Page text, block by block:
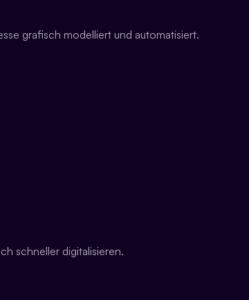
grafisch modelliert und automatisiert.
schneller digitalisieren.